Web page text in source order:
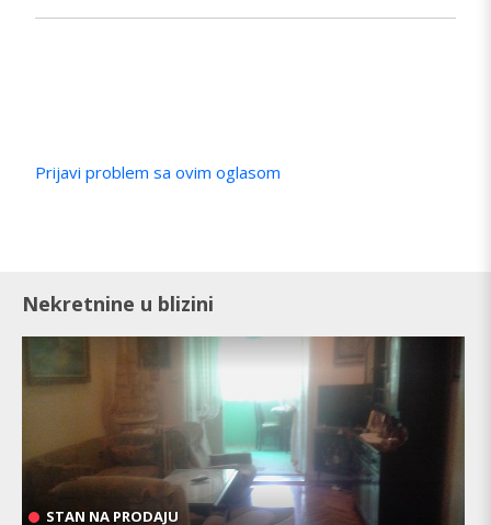
Prijavi problem sa ovim oglasom
Nekretnine u blizini
STAN NA PRODAJU